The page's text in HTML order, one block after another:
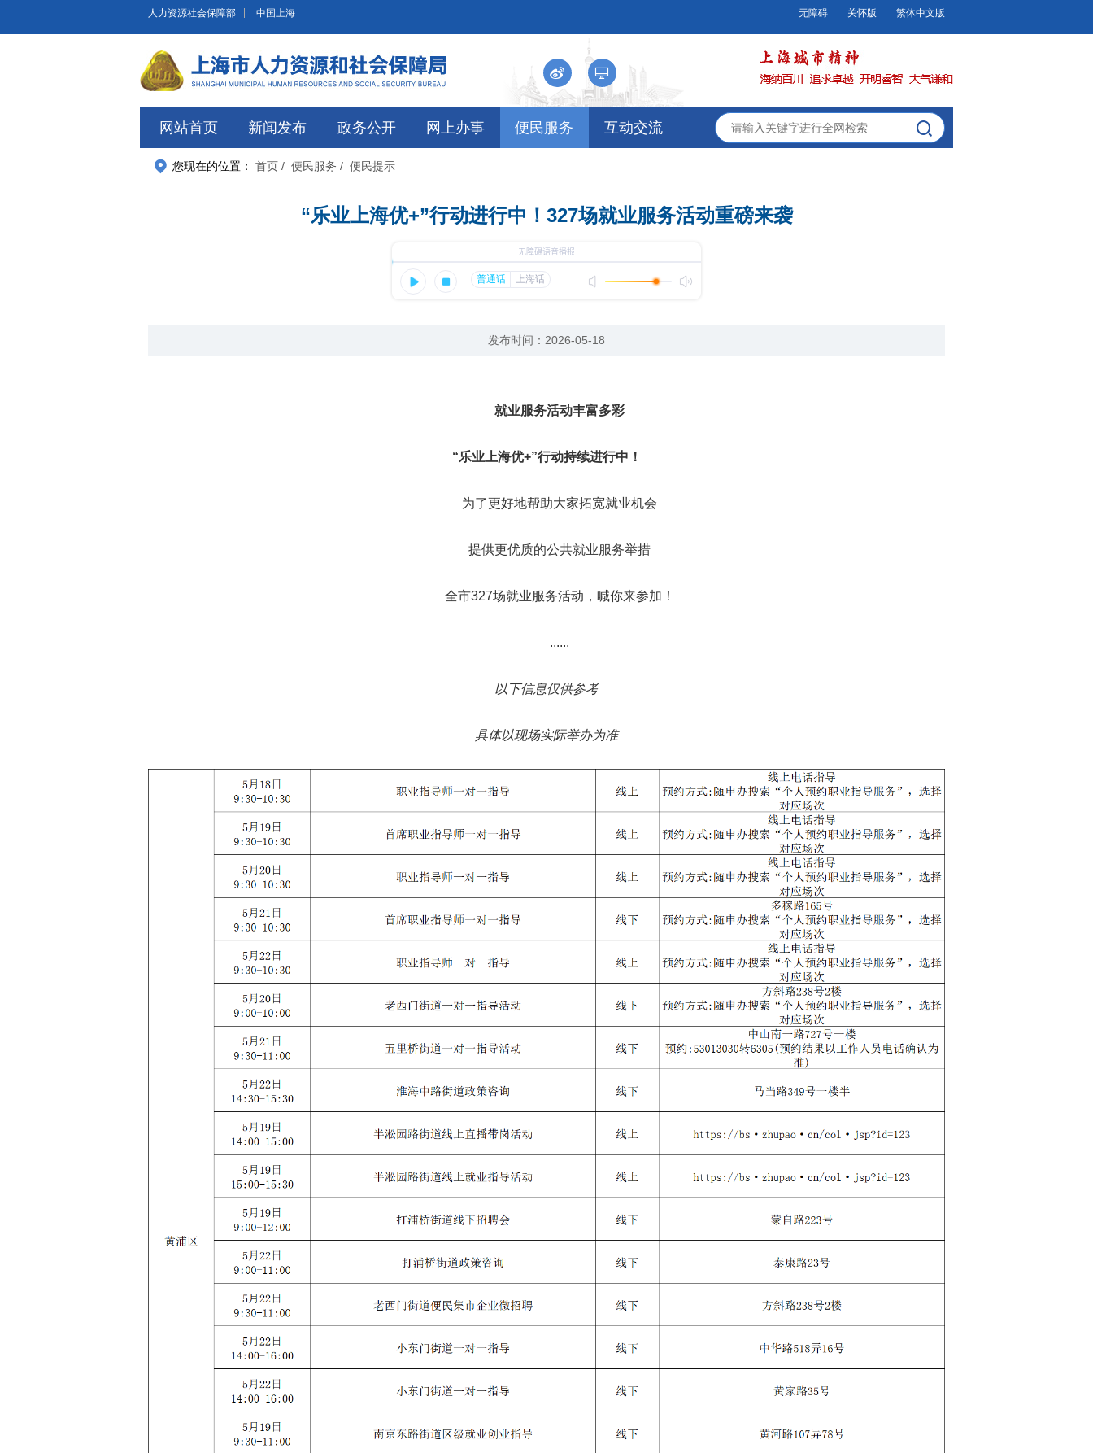
跳转到网站导航区 跳转到主要内容区域
人力资源社会保障部 中国上海 无障碍 关怀版 繁体中文版
网站首页 新闻发布 政务公开 网上办事 便民服务 互动交流
您现在的位置： 首页 / 便民服务 / 便民提示
“乐业上海优+”行动进行中！327场就业服务活动重磅来袭
发布时间：2026-05-18
就业服务活动丰富多彩
“乐业上海优+”行动持续进行中！
为了更好地帮助大家拓宽就业机会
提供更优质的公共就业服务举措
全市327场就业服务活动，喊你来参加！
......
以下信息仅供参考
具体以现场实际举办为准